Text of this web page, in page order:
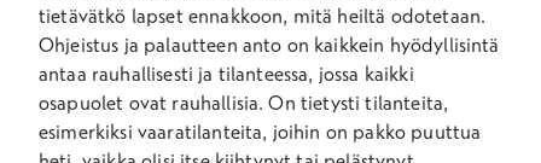
tietävätkö lapset ennakkoon, mitä heiltä odotetaan.
Ohjeistus ja palautteen anto on kaikkein hyödyllisintä
antaa rauhallisesti ja tilanteessa, jossa kaikki
osapuolet ovat rauhallisia. On tietysti tilanteita,
esimerkiksi vaaratilanteita, joihin on pakko puuttua